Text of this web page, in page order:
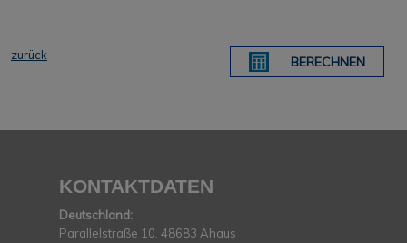
zurück BERECHNEN
KONTAKTDATEN
Deutschland:
Parallelstraße 10, 48683 Ahaus